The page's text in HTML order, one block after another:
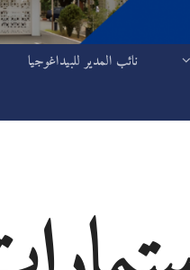
نائب المدير للبيداغوجيا